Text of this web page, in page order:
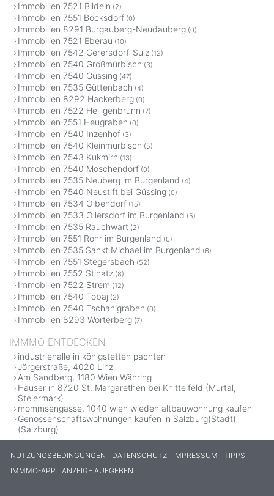
Immobilien 7521 Bildein (2)
Immobilien 7551 Bocksdorf (0)
Immobilien 8291 Burgauberg-Neudauberg (0)
Immobilien 7521 Eberau (10)
Immobilien 7542 Gerersdorf-Sulz (12)
Immobilien 7540 Großmürbisch (3)
Immobilien 7540 Güssing (47)
Immobilien 7535 Güttenbach (4)
Immobilien 8292 Hackerberg (0)
Immobilien 7522 Heiligenbrunn (7)
Immobilien 7551 Heugraben (0)
Immobilien 7540 Inzenhof (3)
Immobilien 7540 Kleinmürbisch (5)
Immobilien 7543 Kukmirn (13)
Immobilien 7540 Moschendorf (0)
Immobilien 7535 Neuberg im Burgenland (4)
Immobilien 7540 Neustift bei Güssing (0)
Immobilien 7534 Olbendorf (15)
Immobilien 7533 Ollersdorf im Burgenland (5)
Immobilien 7535 Rauchwart (2)
Immobilien 7551 Rohr im Burgenland (0)
Immobilien 7535 Sankt Michael im Burgenland (6)
Immobilien 7551 Stegersbach (52)
Immobilien 7552 Stinatz (8)
Immobilien 7522 Strem (12)
Immobilien 7540 Tobaj (2)
Immobilien 7540 Tschanigraben (0)
Immobilien 8293 Wörterberg (7)
IMMMO ENTDECKEN
industriehalle in königstetten pachten
Jörgerstraße, 4020 Linz
Am Sandberg, 1180 Wien Währing
Häuser in 8720 St. Margarethen bei Knittelfeld (Murtal,
Steiermark)
mommsengasse, 1040 wien wieden altbauwohnung kaufen
Genossenschaftswohnungen kaufen in Salzburg(Stadt)
(Salzburg)
NUTZUNGSBEDINGUNGEN DATENSCHUTZ IMPRESSUM
TIPPS
IMMMO-APP
ANZEIGE AUFGEBEN